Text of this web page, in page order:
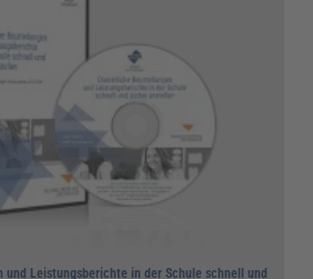
und Leistungsberichte in der Schule schnell und